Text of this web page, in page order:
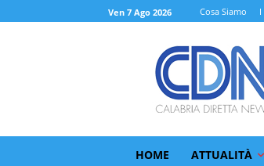
Ven 7 Ago 2026 Cosa Siamo
HOME ATTUALITÀ